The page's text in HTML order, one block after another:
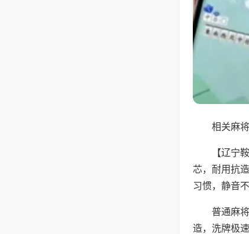
相关麻
【辽宁
芯，耐用抗
习惯，静音
普通麻
造，洗牌极